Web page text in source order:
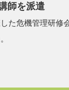
師を派遣
た危機管理研修